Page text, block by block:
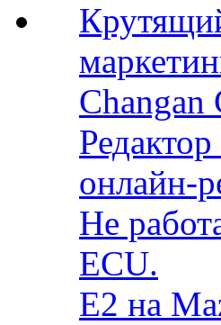
Changan
онлайн-
Не
ECU.
E2 на